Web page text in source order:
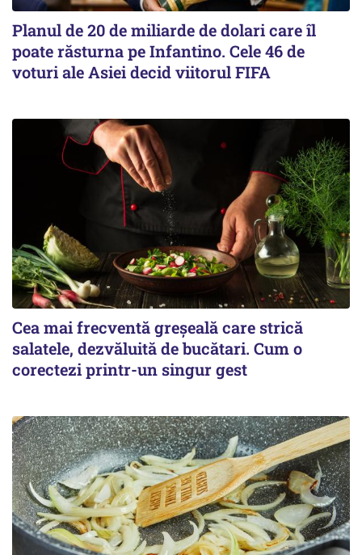
Planul de 20 de miliarde de dolari care îl
poate răsturna pe Infantino. Cele 46 de
voturi ale Asiei decid viitorul FIFA
Cea mai frecventă greșeală care strică
salatele, dezvăluită de bucătari. Cum o
corectezi printr-un singur gest